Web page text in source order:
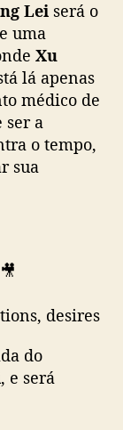
o
m
e
ç
m
a
g
r
n
v
o
d
r
a
October
Lei será o
uma
Xu
lá apenas
médico de
ser a
o tempo,
sua
desires
This
will be the
do
, e será